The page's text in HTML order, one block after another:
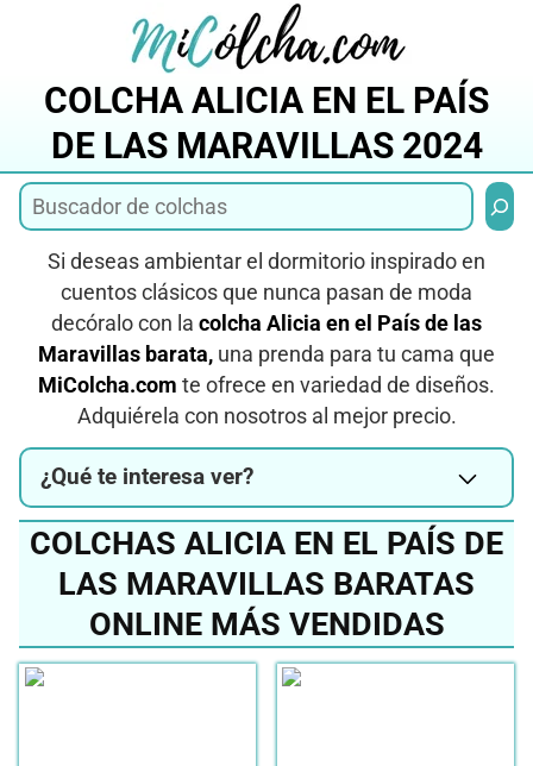
COLCHA ALICIA EN EL PAÍS
DE LAS MARAVILLAS 2024
Si deseas ambientar el dormitorio inspirado en
cuentos clásicos que nunca pasan de moda
decóralo con la colcha Alicia en el País de las
Maravillas barata, una prenda para tu cama que
MiColcha.com te ofrece en variedad de diseños.
Adquiérela con nosotros al mejor precio.
¿Qué te interesa ver?
COLCHAS ALICIA EN EL PAÍS DE
LAS MARAVILLAS BARATAS
ONLINE MÁS VENDIDAS